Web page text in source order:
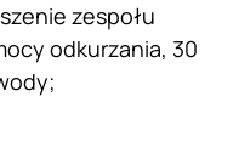
zespołu
odkurzania, 30